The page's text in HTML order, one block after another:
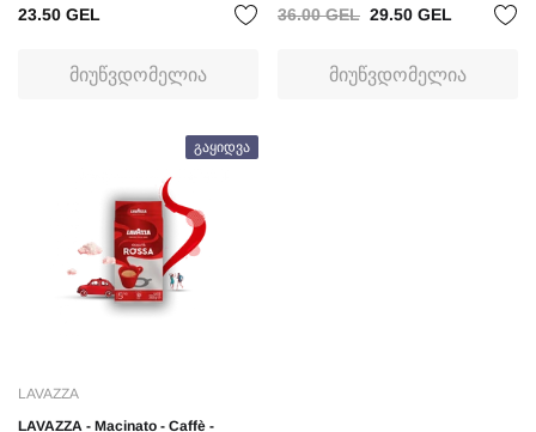
23.50 GEL
ᲛᲘᲣᲬᲕᲓᲝᲛᲔᲚᲘᲐ
36.00 GEL 29.50 GEL
ᲛᲘᲣᲬᲕᲓᲝᲛᲔᲚᲘᲐ
Გაყიდვა
LAVAZZA
LAVAZZA - Macinato - Caffè -